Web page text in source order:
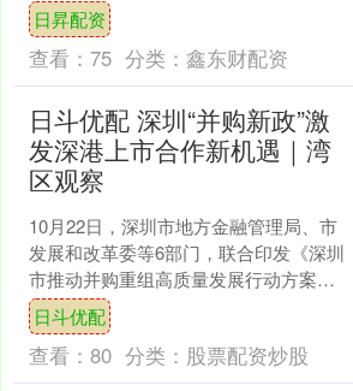
二十届四中全会精神。会议要求，要认
真抓好全会精神的学习....
日昇配资
查看： 75 分类： 鑫东财配资
日斗优配 深圳“并购新政”激
发深港上市合作新机遇｜湾
区观察
10月22日，深圳市地方金融管理局、市
发展和改革委等6部门，联合印发《深圳
市推动并购重组高质量发展行动方案
（20252027年）》，提出支持符合条件
的企业开展并....
日斗优配
查看： 80 分类： 股票配资炒股